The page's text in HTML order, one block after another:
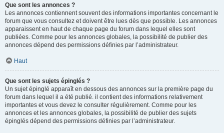
Que sont les annonces ?
Les annonces contiennent souvent des informations importantes concernant le
forum que vous consultez et doivent être lues dès que possible. Les annonces
apparaissent en haut de chaque page du forum dans lequel elles sont
publiées. Comme pour les annonces globales, la possibilité de publier des
annonces dépend des permissions définies par l’administrateur.
Haut
Que sont les sujets épinglés ?
Un sujet épinglé apparaît en dessous des annonces sur la première page du
forum dans lequel il a été publié. il contient des informations relativement
importantes et vous devez le consulter régulièrement. Comme pour les
annonces et les annonces globales, la possibilité de publier des sujets
épinglés dépend des permissions définies par l’administrateur.